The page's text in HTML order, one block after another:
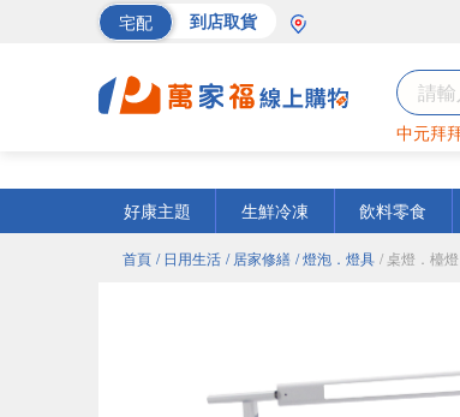
宅配 到店取貨
中元拜
好康主題
生鮮冷凍 飲料零食
首頁 / 日用生活 / 居家修繕 / 燈泡．燈具 / 桌燈．檯燈